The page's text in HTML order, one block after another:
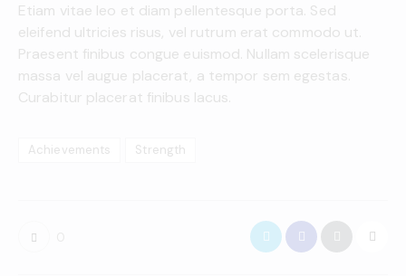
Etiam vitae leo et diam pellentesque porta. Sed
eleifend ultricies risus, vel rutrum erat commodo ut.
Praesent finibus congue euismod. Nullam scelerisque
massa vel augue placerat, a tempor sem egestas.
Curabitur placerat finibus lacus.
Achievements Strength